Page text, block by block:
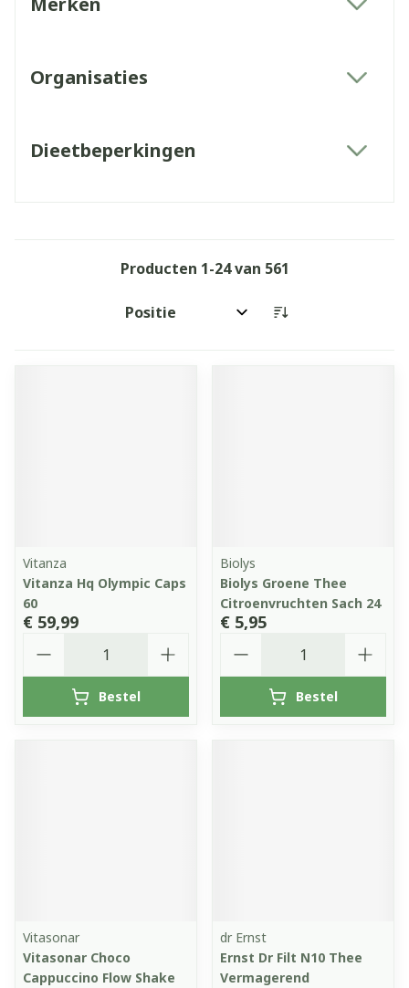
Organisaties
Dieetbeperkingen
Producten 1-24van 561
Sorteer op:
Vitanza
Vitanza Hq Olympic Caps
60
€ 59,99
Bestel
Biolys
Biolys Groene Thee
Citroenvruchten Sach 24
€ 5,95
Bestel
Vitasonar
Vitasonar Choco
Cappuccino Flow Shake
dr Ernst
Ernst Dr Filt N10 Thee
Vermagerend